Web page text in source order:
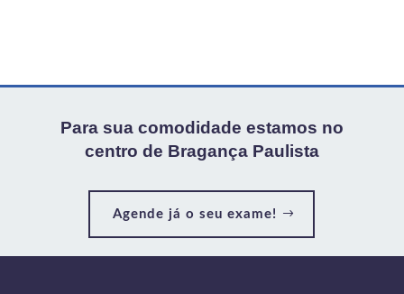
Para sua comodidade estamos no
centro de Bragança Paulista
Agende já o seu exame!